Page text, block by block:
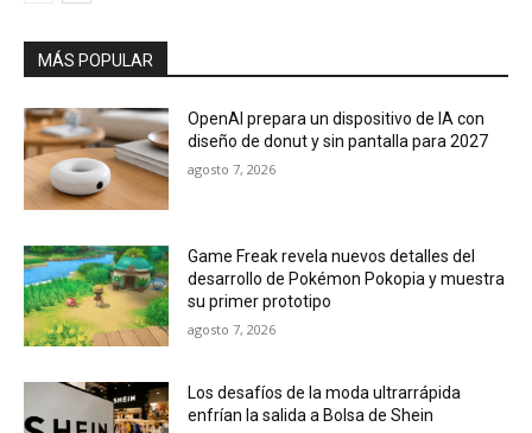
MÁS POPULAR
OpenAI prepara un dispositivo de IA con
diseño de donut y sin pantalla para 2027
agosto 7, 2026
Game Freak revela nuevos detalles del
desarrollo de Pokémon Pokopia y muestra
su primer prototipo
agosto 7, 2026
Los desafíos de la moda ultrarrápida
enfrían la salida a Bolsa de Shein